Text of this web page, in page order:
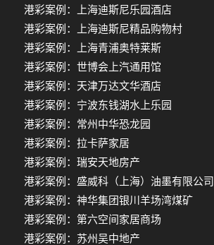
港彩案例：上海迪斯尼乐园酒店
港彩案例：上海迪斯尼精品购物村
港彩案例：上海青浦奥特莱斯
港彩案例：世博会上汽通用馆
港彩案例：天津万达文华酒店
港彩案例：宁波东钱湖水上乐园
港彩案例：常州中华恐龙园
港彩案例：拉卡萨家居
港彩案例：瑞安天地房产
港彩案例：盛威科（上海）油墨有限公司
港彩案例：神华集团银川羊场湾煤矿
港彩案例：第六空间家居商场
港彩案例：苏州吴中地产